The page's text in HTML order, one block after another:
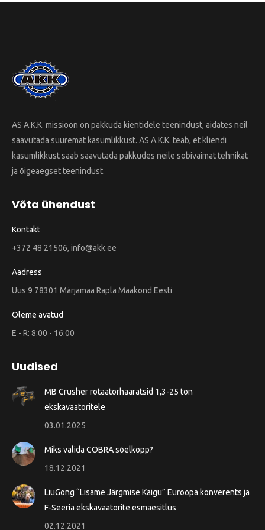
AS A.K.K. missioon on pakkuda kientidele teenindust, aidates neil
saavutada suuremat kasumlikkust. AS A.K.K. teab, et kliendi
kasumlikkust saab saavutada pakkudes neile sobivaimat tehnikat
ja õigeaegset teenindust.
Võta ühendust
Kontakt
+372 48 21506, info@akk.ee
Aadress
Uus 9 78301 Märjamaa Rapla Maakond Eesti
Oleme avatud
E - R: 8:00 - 16:00
Uudised
MB Crusher rotaatorhaaratsid 1,3-25 ton
ekskavaatoritele
03.01.2025
Miks valida COBRA sõelkopp?
18.12.2021
LiuGong “Lisame Järgmise Käigu” Euroopa konverents ja
F-Seeria ekskavaatorite esmaesitlus
02.12.2021